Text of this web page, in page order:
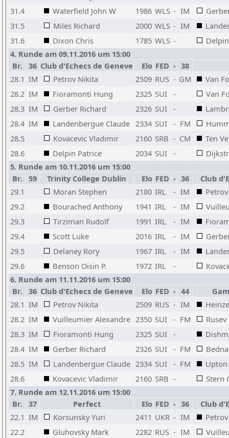
31.4
Waterfield John W 1986 WLS - IM
31.5
Miles Richard 2000 WLS - IM
31.6
Dixon Chris 1785 WLS -
4. Runde am 09.11.2016 um 15:00
Br.
36 Club d'Echecs de Geneve Elo FED - 38
28.1 IM Petrov Nikita 2509 RUS - GM
Van
28.2 IM Fioramonti Hung 2325 SUI -
Van
28.3 IM Gerber Richard 2326 SUI -
28.4 IM Landenbergue Claude 2334 SUI - FM
28.5
Kovacevic Vladimir 2160 SRB - CM
Ten
28.6
Delpin Patrice 2034 SUI -
5. Runde am 10.11.2016 um 15:00
Br.
59 Trinity College Dublin Elo FED - 36
Club
29.1
Moran Stephen 2180 IRL - IM
29.2
Bourached Anthony 1941 IRL - IM
29.3
Tirziman Rudolf 1991 IRL - IM
29.4
Scott Luke 2016 IRL - IM
29.5
Delaney Rory 1967 IRL - IM
29.6
Benson Oisin P. 1972 IRL -
6. Runde am 11.11.2016 um 15:00
Br.
36 Club d'Echecs de Geneve Elo FED - 44
28.1 IM Petrov Nikita 2509 RUS - IM
28.2 IM Vuilleumier Alexandre 2350 SUI - FM
28.3 IM Fioramonti Hung 2325 SUI -
28.4 IM Gerber Richard 2326 SUI - FM
28.5 IM Landenbergue Claude 2334 SUI - FM
Upton
28.6
Kovacevic Vladimir 2160 SRB -
Stern
7. Runde am 12.11.2016 um 15:00
Br.
37 Perfect Elo FED - 36
Club
22.1 IM Korsunsky Yuri 2411 UKR - IM
22.2
Gluhovsky Mark 2282 RUS - IM